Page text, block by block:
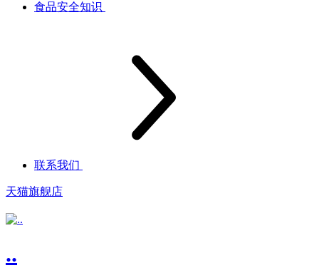
食品安全知识
联系我们
天猫旗舰店
..